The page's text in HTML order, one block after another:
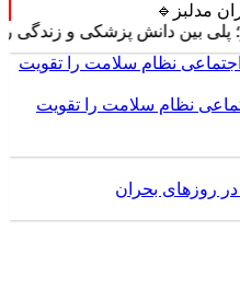
مدلبز🔹
دانش پزشکی و زندگی روزمره ⚕️
نظام سلامت را تقویت
روزهای بحران